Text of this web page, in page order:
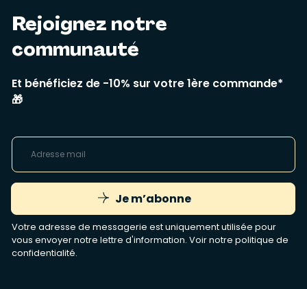
Rejoignez notre
communauté
Et bénéficiez de -10% sur votre 1ère commande*
🎁
Je m’abonne
Votre adresse de messagerie est uniquement utilisée pour
vous envoyer notre lettre d'information. Voir notre politique de
confidentialité.